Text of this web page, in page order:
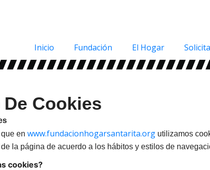
Inicio Fundación El Hogar
Cookies
en www.fundacionhogarsantarita.org utilizamos
la página de acuerdo a los hábitos y estilos de
cookies?